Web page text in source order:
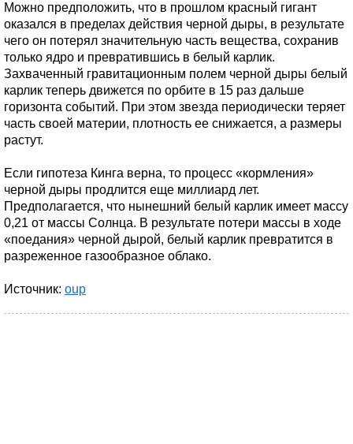
Можно предположить, что в прошлом красный гигант
оказался в пределах действия черной дыры, в результате
чего он потерял значительную часть вещества, сохранив
только ядро и превратившись в белый карлик.
Захваченный гравитационным полем черной дыры белый
карлик теперь движется по орбите в 15 раз дальше
горизонта событий. При этом звезда периодически теряет
часть своей материи, плотность ее снижается, а размеры
растут.
Если гипотеза Кинга верна, то процесс «кормления»
черной дыры продлится еще миллиард лет.
Предполагается, что нынешний белый карлик имеет массу
0,21 от массы Солнца. В результате потери массы в ходе
«поедания» черной дырой, белый карлик превратится в
разреженное газообразное облако.
Источник: oup